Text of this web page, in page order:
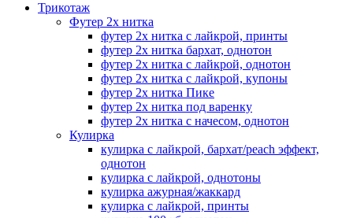
Трикотаж
Футер 2х нитка
футер 2х нитка с лайкрой, принты
футер 2х нитка бархат, однотон
футер 2х нитка с лайкрой, однотон
футер 2х нитка с лайкрой, купоны
футер 2х нитка Пике
футер 2х нитка под варенку
футер 2х нитка с начесом, однотон
Кулирка
кулирка с лайкрой, бархат/peach эффект,
однотон
кулирка с лайкрой, однотоны
кулирка ажурная/жаккард
кулирка с лайкрой, принты